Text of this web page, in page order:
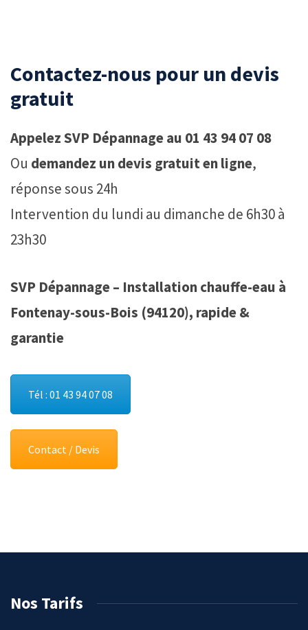
Contactez-nous pour un devis
gratuit
Appelez SVP Dépannage au 01 43 94 07 08
Ou demandez un devis gratuit en ligne,
réponse sous 24h
Intervention du lundi au dimanche de 6h30 à
23h30
SVP Dépannage – Installation chauffe-eau à
Fontenay-sous-Bois (94120), rapide &
garantie
Tél : 01 43 94 07 08
Contact / Devis
Nos Tarifs